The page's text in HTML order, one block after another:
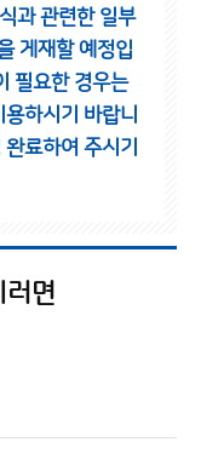
과 관련한 일부
게재할 예정입
필요한 경우는
용하시기 바랍니
료하여 주시기
러면